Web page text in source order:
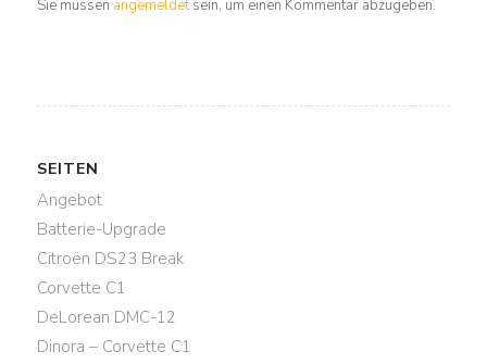
Sie müssen angemeldetsein, um einen Kommentar abzugeben.
SEITEN
Angebot
Batterie-Upgrade
Citroën DS23 Break
Corvette C1
DeLorean DMC-12
Dinora – Corvette C1